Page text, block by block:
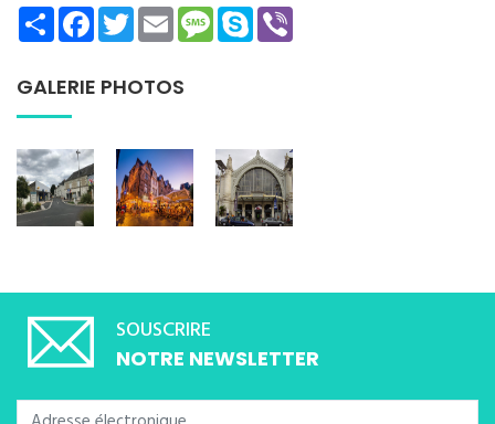
ShareFacebookTwitterEmailMessage
Skype
GALERIE PHOTOS
SOUSCRIRE
NOTRE NEWSLETTER